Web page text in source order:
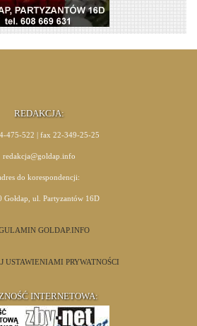
REDAKCJA:
475-522 | fax 22-349-25-25
redakcja@goldap.info
do korespondencji:
Gołdap, ul. Partyzantów 16D
GOLDAP.INFO
USTAWIENIAMI PRYWATNOŚCI
INTERNETOWA: